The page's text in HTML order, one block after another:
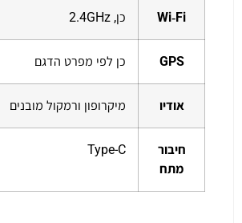
Wi‑Fi כן, 2.4GHz
GPS כן לפי מפרט הדגם
אודיו מיקרופון ורמקול מובנים
חיבור
מתח
Type-C